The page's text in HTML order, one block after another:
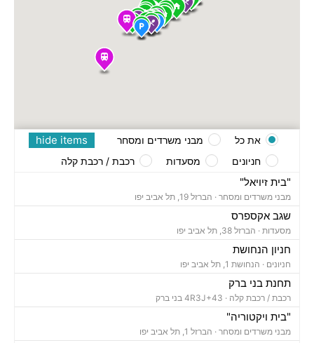
"בית זיויאל"
מבני משרדים ומסחר · הברזל 19, תל אביב יפו
שגב אקספרס
מסעדות · הברזל 38, תל אביב יפו
חניון הנחושת
חניונים · הנחושת 1, תל אביב יפו
תחנת בני ברק
רכבת / רכבת קלה ·
"בית ויקטוריה"
מבני משרדים ומסחר · הברזל 1, תל אביב יפו
hide items את כל
מבני משרדים ומסחר
חניונים
מסעדות רכבת / רכבת קלה